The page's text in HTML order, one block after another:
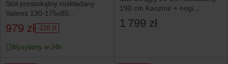
Stół prostokątny rozkładany
Vabres 130-175x85
dąb artisan/czarny
979 zł -120 zł
Wysyłamy w 24h
190 cm Kaszmir + nogi
industrial MIEDŹ
1 799 zł